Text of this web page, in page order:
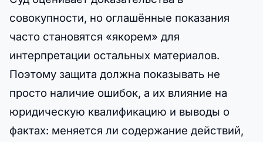
совокупности, но оглашённые показания
часто становятся «якорем» для
интерпретации остальных материалов.
Поэтому защита должна показывать не
просто наличие ошибок, а их влияние на
юридическую квалификацию и выводы о
фактах: меняется ли содержание действий,